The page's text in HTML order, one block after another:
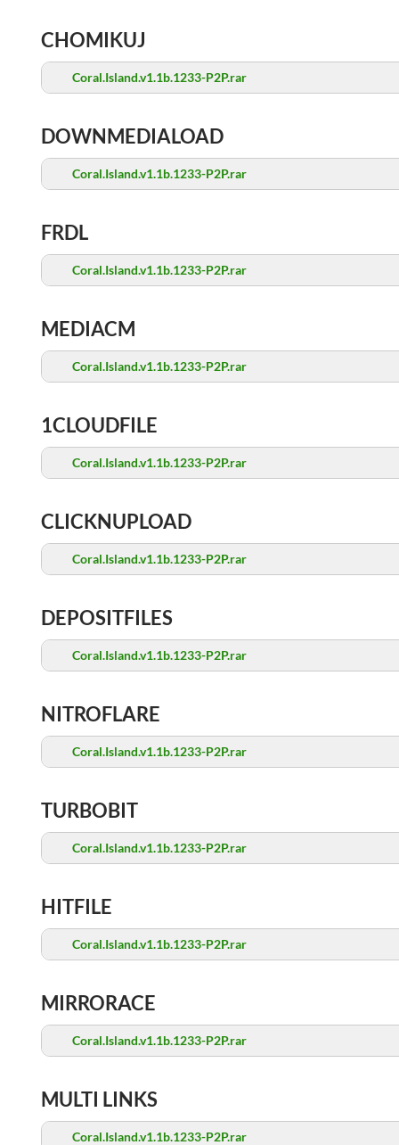
CHOMIKUJ
Coral.Island.v1.1b.1233-P2P.rar
DOWNMEDIALOAD
Coral.Island.v1.1b.1233-P2P.rar
FRDL
Coral.Island.v1.1b.1233-P2P.rar
MEDIACM
Coral.Island.v1.1b.1233-P2P.rar
1CLOUDFILE
Coral.Island.v1.1b.1233-P2P.rar
CLICKNUPLOAD
Coral.Island.v1.1b.1233-P2P.rar
DEPOSITFILES
Coral.Island.v1.1b.1233-P2P.rar
NITROFLARE
Coral.Island.v1.1b.1233-P2P.rar
TURBOBIT
Coral.Island.v1.1b.1233-P2P.rar
HITFILE
Coral.Island.v1.1b.1233-P2P.rar
MIRRORACE
Coral.Island.v1.1b.1233-P2P.rar
MULTI LINKS
Coral.Island.v1.1b.1233-P2P.rar